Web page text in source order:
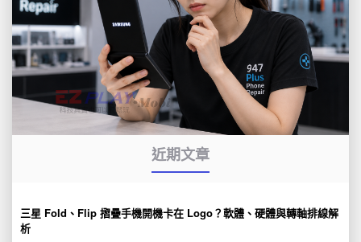
近期文章
三星 Fold、Flip 摺疊手機開機卡在 Logo？軟體、硬體與轉軸排線解
析